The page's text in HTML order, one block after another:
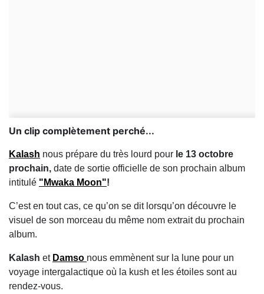
Un clip complètement perché...
Kalash nous prépare du très lourd pour le 13 octobre
prochain, date de sortie officielle de son prochain album
intitulé "Mwaka Moon"!
C’est en tout cas, ce qu’on se dit lorsqu’on découvre le
visuel de son morceau du même nom extrait du prochain
album.
Kalash et Damso nous emmènent sur la lune pour un
voyage intergalactique où la kush et les étoiles sont au
rendez-vous.